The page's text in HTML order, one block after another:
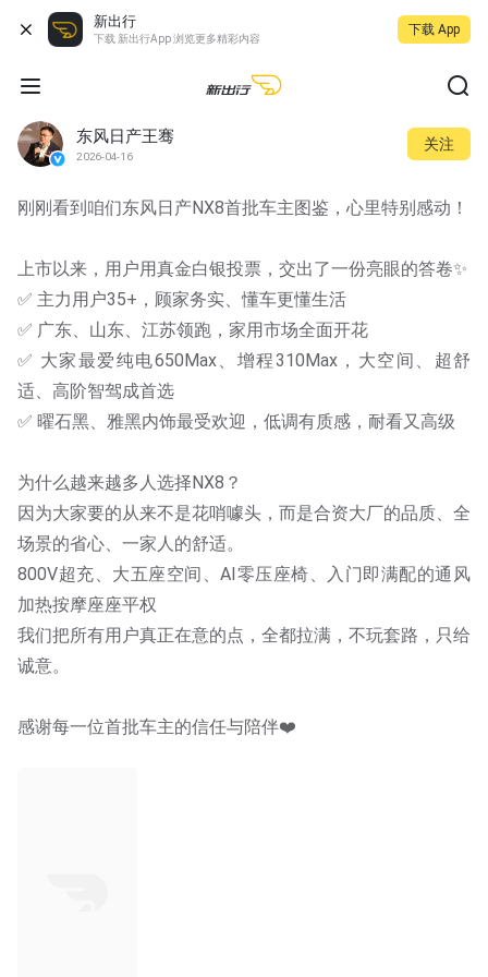
新出行
下载 新出行App 浏览更多精彩内容
下载 App
东风日产王骞
2026-04-16
关注
刚刚看到咱们东风日产NX8首批车主图鉴，心里特别感动！
上市以来，用户用真金白银投票，交出了一份亮眼的答卷✨
✅ 主力用户35+，顾家务实、懂车更懂生活
✅ 广东、山东、江苏领跑，家用市场全面开花
✅ 大家最爱纯电650Max、增程310Max，大空间、超舒
适、高阶智驾成首选
✅ 曜石黑、雅黑内饰最受欢迎，低调有质感，耐看又高级
为什么越来越多人选择NX8？
因为大家要的从来不是花哨噱头，而是合资大厂的品质、全
场景的省心、一家人的舒适。
800V超充、大五座空间、AI零压座椅、入门即满配的通风
加热按摩座座平权
我们把所有用户真正在意的点，全都拉满，不玩套路，只给
诚意。
感谢每一位首批车主的信任与陪伴❤️